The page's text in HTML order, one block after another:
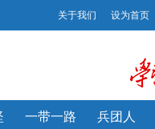
关于我们 设为首页
一带一路 兵团人